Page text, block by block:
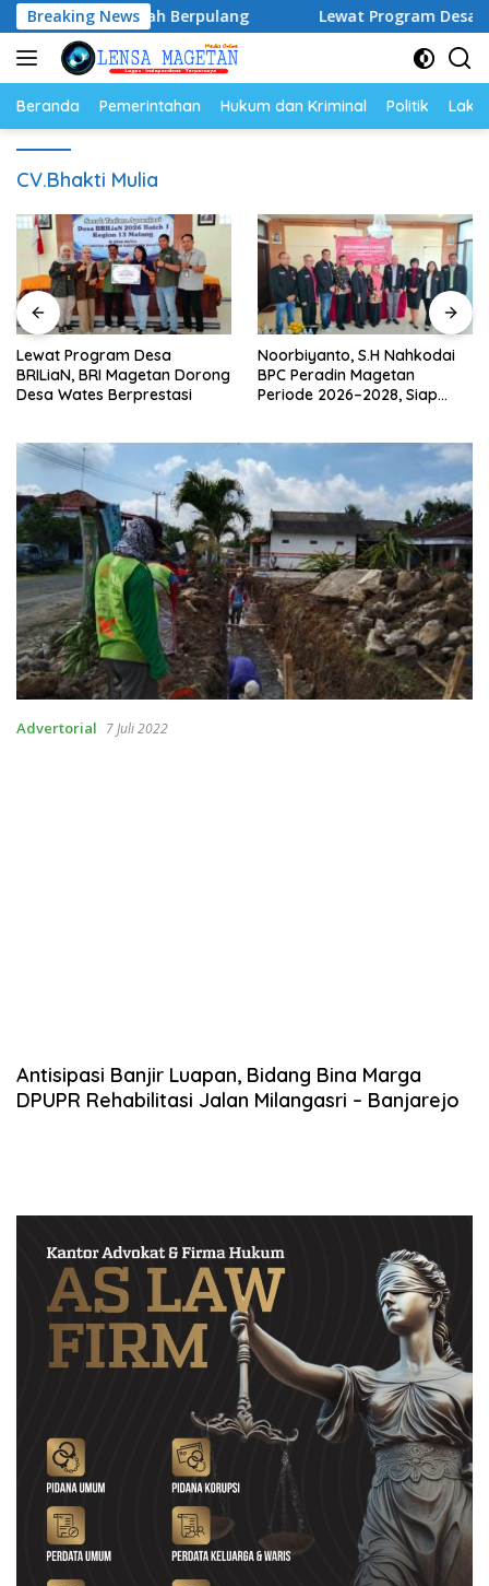
Langsung
ke
konten
Breaking News
Telah Berpulang Lewat Program Desa BRILiaN,
Beranda Pemerintahan Hukum dan Kriminal Politik
CV.Bhakti Mulia
Lewat Program Desa
BRILiaN, BRI Magetan Dorong
Desa Wates Berprestasi
Noorbiyanto, S.H Nahkodai
BPC Peradin Magetan
Periode 2026–2028, Siap
Advertorial 7 Juli 2022
Antisipasi Banjir Luapan, Bidang Bina Marga
DPUPR Rehabilitasi Jalan Milangasri – Banjarejo